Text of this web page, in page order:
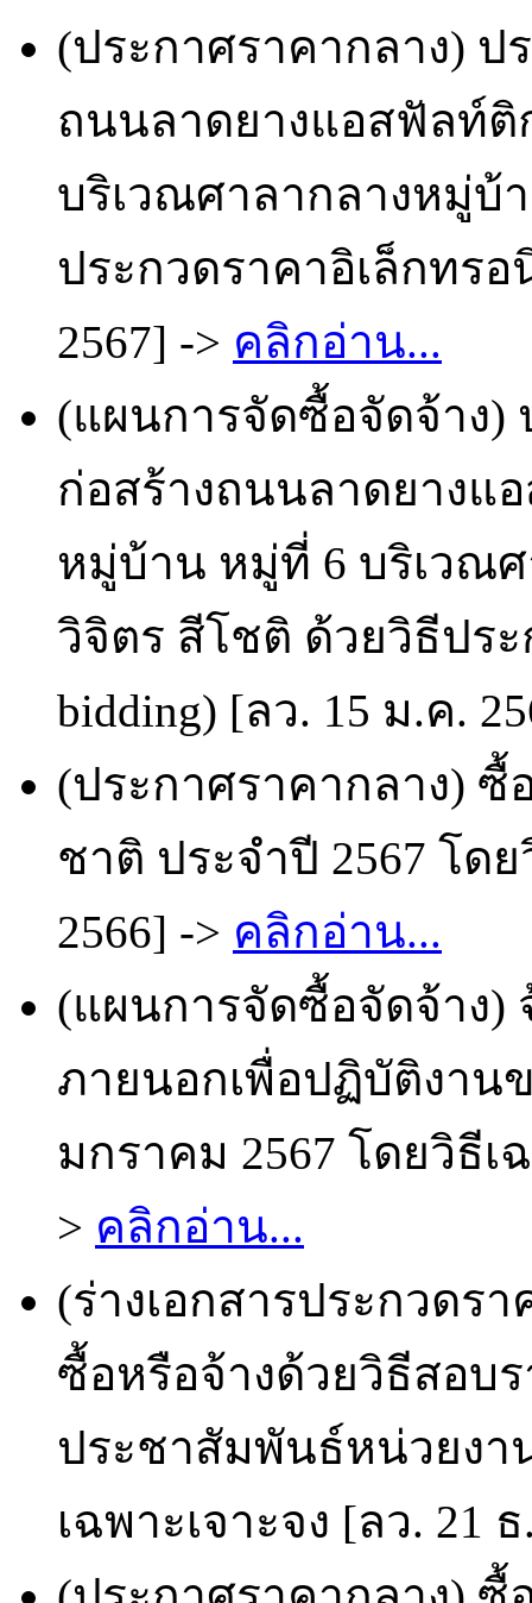
(ประกาศราคากลาง) ป
ถนนลาดยางแอสฟัลท์
บริเวณศาลากลางหมู่บ้
ประกวดราคาอิเล็กทรอ
2567] -> คลิกอ่าน...
(แผนการจัดซื้อจัดจ้าง)
ก่อสร้างถนนลาดยางแ
หมู่บ้าน หมู่ที่ 6 บริเวณ
วิจิตร สีโชติ ด้วยวิธีปร
bidding) [ลว. 15 ม.ค.
(ประกาศราคากลาง)
ชาติ ประจำปี 2567 โด
2566] -> คลิกอ่าน...
(แผนการจัดซื้อจัดจ้าง)
ภายนอกเพื่อปฏิบัติงาน
มกราคม 2567 โดยวิธีเ
> คลิกอ่าน...
(ร่างเอกสารประกวดรา
ซื้อหรือจ้างด้วยวิธีสอบ
ประชาสัมพันธ์หน่วยงา
เฉพาะเจาะจง [ลว. 21